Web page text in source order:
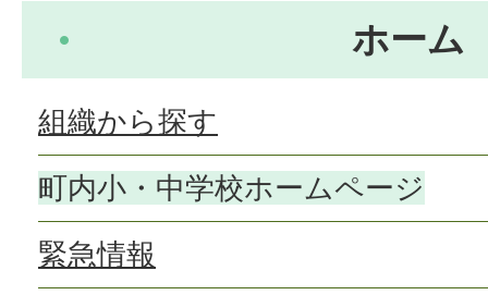
ホーム
組織から探す
町内小・中学校ホームページ
緊急情報